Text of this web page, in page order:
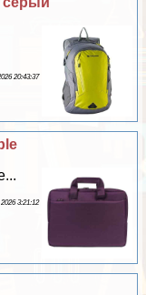
20:43:37
3:21:12